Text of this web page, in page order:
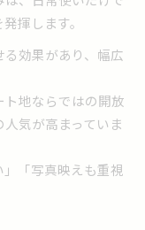
揮します。
効果があり、幅広
地ならではの開放
気が高まっていま
」「写真映えも重視